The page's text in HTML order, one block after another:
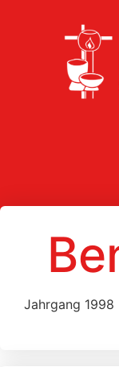
Jahrgang 1998